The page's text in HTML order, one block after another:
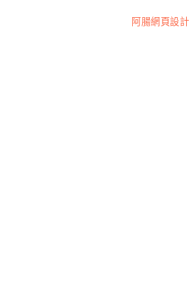
阿腸網頁設計